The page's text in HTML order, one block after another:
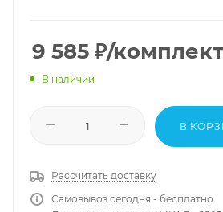
9 585 ₽/комплект
В наличии
В
Рассчитать доставку
Самовывоз сегодня - бесплатно